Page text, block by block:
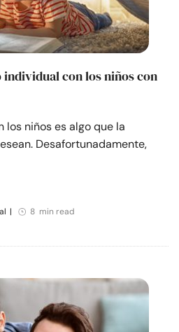
con los niños con
los niños es algo que la
Desafortunadamente,
| 8 min read